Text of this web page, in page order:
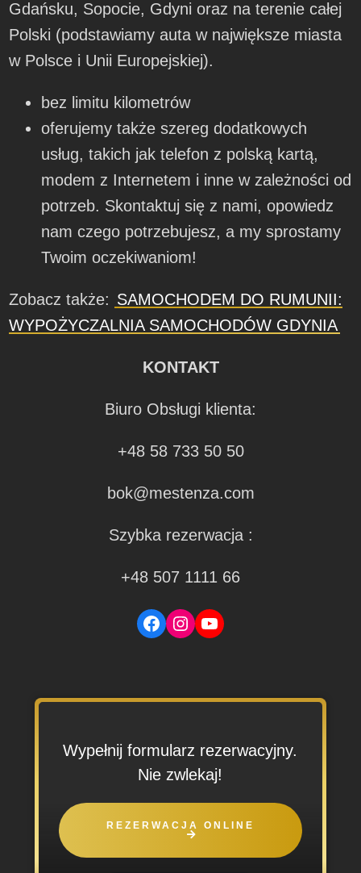
Gdańsku, Sopocie, Gdyni oraz na terenie całej
Polski (podstawiamy auta w największe miasta
w Polsce i Unii Europejskiej).
bez limitu kilometrów
oferujemy także szereg dodatkowych
usług, takich jak telefon z polską kartą,
modem z Internetem i inne w zależności od
potrzeb. Skontaktuj się z nami, opowiedz
nam czego potrzebujesz, a my sprostamy
Twoim oczekiwaniom!
Zobacz także: SAMOCHODEM DO RUMUNII:
WYPOŻYCZALNIA SAMOCHODÓW GDYNIA
KONTAKT
Biuro Obsługi klienta:
+48 58 733 50 50
bok@mestenza.com
Szybka rezerwacja :
+48 507 1111 66
Facebook
Instagram
YouTube
Wypełnij formularz rezerwacyjny.
Nie zwlekaj!
REZERWACJA ONLINE